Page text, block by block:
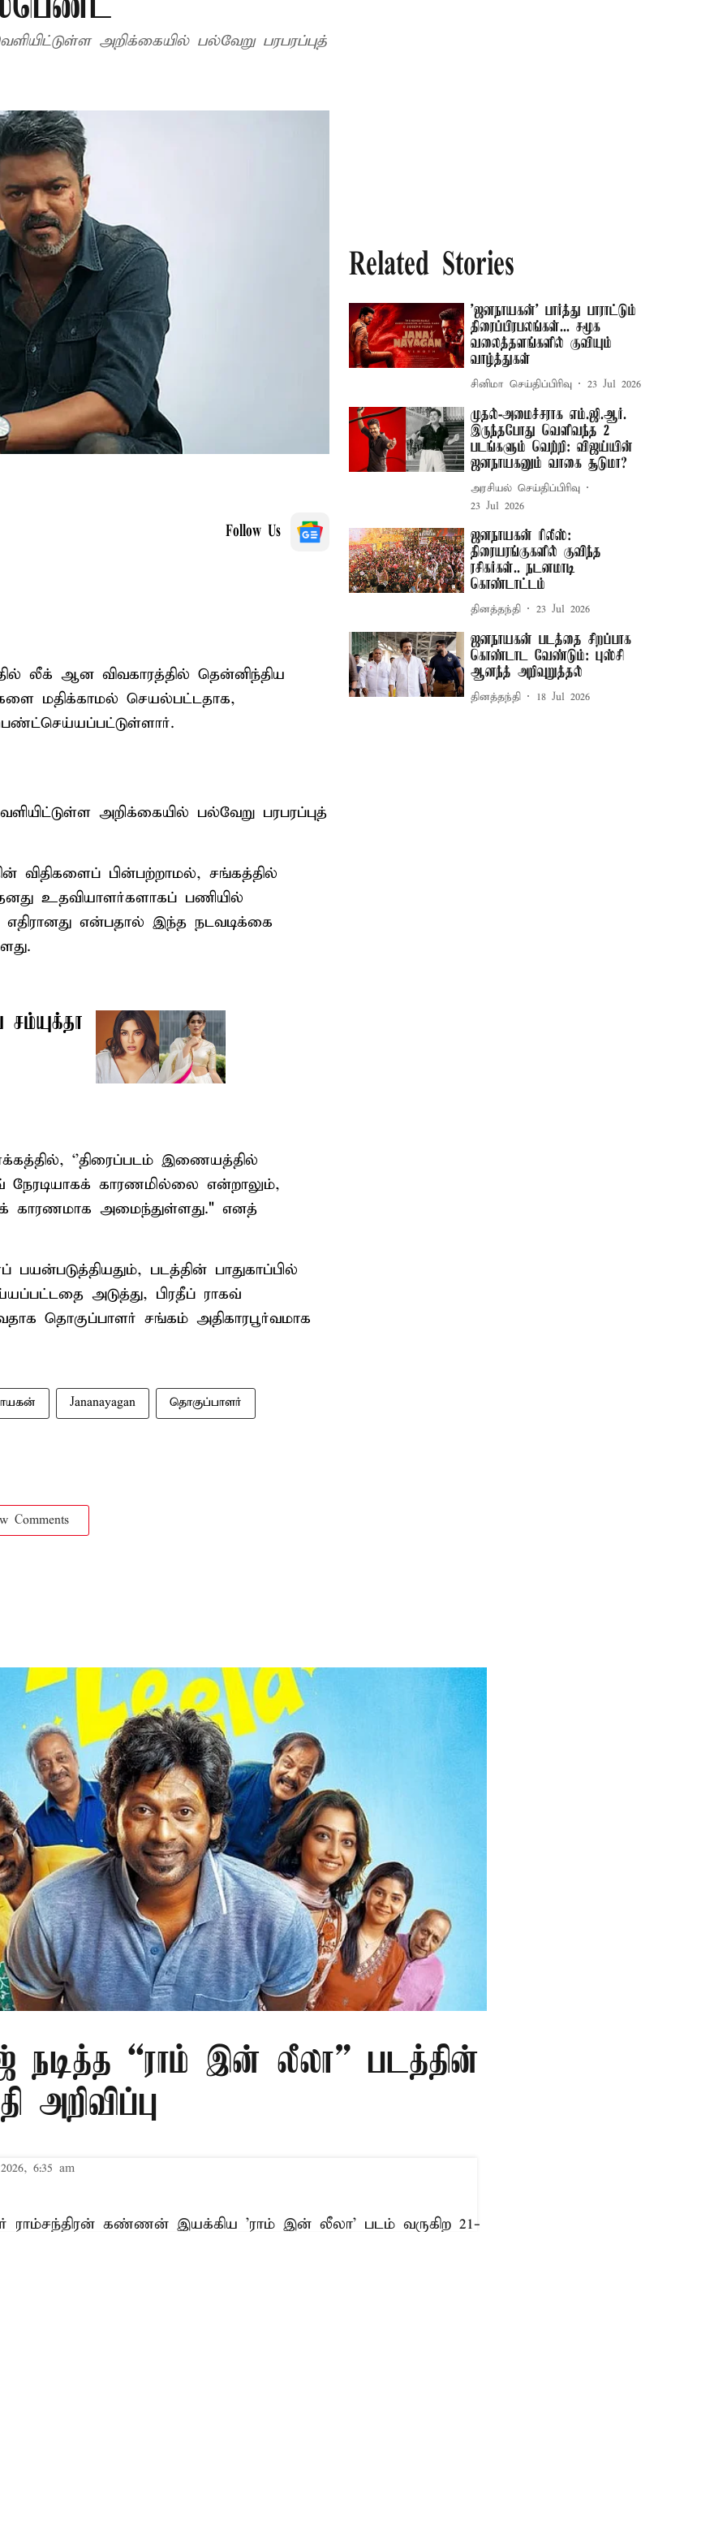
அறிக்கையில் பல்வேறு பரபரப்புத்
Follow Us
லீக் ஆன விவகாரத்தில் தென்னிந்திய
மதிக்காமல் செயல்பட்டதாக,
அறிக்கையில் பல்வேறு பரபரப்புத்
விதிகளைப் பின்பற்றாமல், சங்கத்தில்
உதவியாளர்களாகப் பணியில்
எதிரானது என்பதால் இந்த நடவடிக்கை
சம்யுக்தா
‘’திரைப்படம் இணையத்தில்
நேரடியாகக் காரணமில்லை என்றாலும்,
காரணமாக அமைந்துள்ளது." எனத்
படத்தின் பாதுகாப்பில்
அடுத்து, பிரதீப் ராகவ்
தொகுப்பாளர் சங்கம் அதிகாரபூர்வமாக
Jananayagan தொகுப்பாளர்
Comments
Related Stories
'ஜனநாயகன்' பார்த்து பாராட்டும்
திரைப்பிரபலங்கள்... சமூக
வலைத்தளங்களில் குவியும்
வாழ்த்துகள்
சினிமா செய்திப்பிரிவு 23 Jul 2026
முதல்-அமைச்சராக எம்.ஜி.ஆர்.
இருந்தபோது வெளிவந்த 2
படங்களும் வெற்றி: விஜய்யின்
ஜனநாயகனும் வாகை சூடுமா?
அரசியல் செய்திப்பிரிவு
23 Jul 2026
ஜனநாயகன் ரிலீஸ்:
திரையரங்குகளில் குவிந்த
ரசிகர்கள்.. நடனமாடி
கொண்டாட்டம்
தினத்தந்தி 23 Jul 2026
ஜனநாயகன் படத்தை சிறப்பாக
கொண்டாட வேண்டும்: புஸ்சி
ஆனந்த் அறிவுறுத்தல்
தினத்தந்தி 18 Jul 2026
நடித்த “ராம் இன் லீலா” படத்தின்
அறிவிப்பு
6:35 am
ராம்சந்திரன் கண்ணன் இயக்கிய 'ராம் இன் லீலா' படம் வருகிற 21-